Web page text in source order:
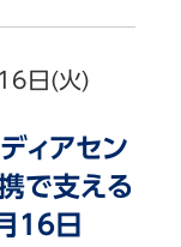
日(火)
ィアセン
で支える
16日